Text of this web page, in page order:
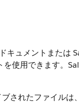
ュメントまたは
使用できます。
されたファイルは